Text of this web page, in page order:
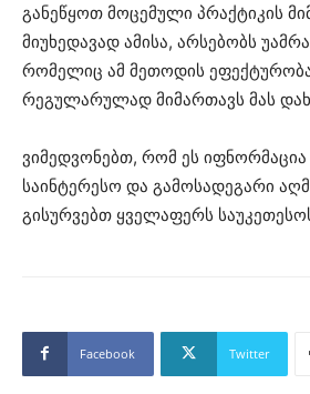
განეწყოთ მოცემული პრაქტიკის
მიუხედავად ამისა, არსებობს
რომელიც ამ მეთოდის
რეგულარულად მიმართავს მას
ვიმედვონებთ, რომ ეს იფნორმაცია
საინტერესო და გამოსადეგარი
გისურვებთ ყველაფერს
Facebook Twitter